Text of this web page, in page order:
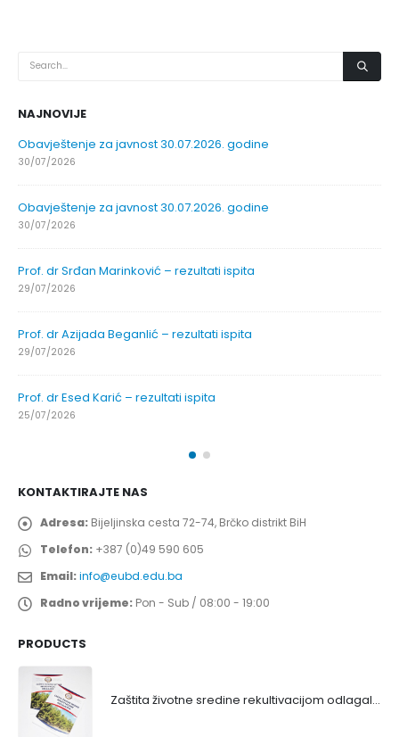
NAJNOVIJE
Obavještenje za javnost 30.07.2026. godine
30/07/2026
Obavještenje za javnost 30.07.2026. godine
30/07/2026
Prof. dr Srđan Marinković – rezultati ispita
29/07/2026
Prof. dr Azijada Beganlić – rezultati ispita
29/07/2026
Prof. dr Esed Karić – rezultati ispita
25/07/2026
KONTAKTIRAJTE NAS
Adresa: Bijeljinska cesta 72-74, Brčko distrikt BiH
Telefon: +387 (0)49 590 605
Email:info@eubd.edu.ba
Radno vrijeme: Pon - Sub / 08:00 - 19:00
PRODUCTS
Zaštita životne sredine rekultivacijom odlagališta